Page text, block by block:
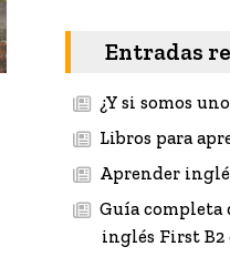
Entradas
¿Y si somos
Libros para
Aprender
Guía completa
inglés First B2